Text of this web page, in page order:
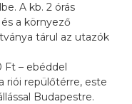
A kb. 2 órás
a környező
tárul az utazók
Ft – ebéddel
riói repülőtérre, este
Budapestre.